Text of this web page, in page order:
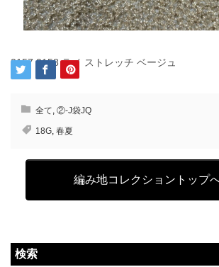
2157 2158 ラメ ストレッチ ベージュ
全て, ②-J袋JQ
18G, 春夏
編み地コレクショントップ
検索